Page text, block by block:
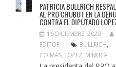
PATRICIA BULLRICH
AL PRO CHUBUT EN LA
CONTRA EL DIPUTADO
16 DICIEMBRE, 2020
EDITOR
BULLRICH,
COIMAS, LÓPEZ, MINERIA